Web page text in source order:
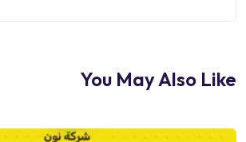
You May Also Like